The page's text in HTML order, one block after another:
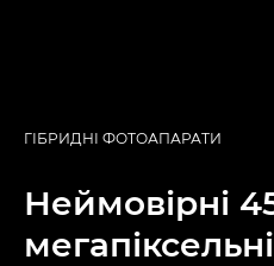
ГІБРИДНІ ФОТОАПАРАТИ
Неймовірні